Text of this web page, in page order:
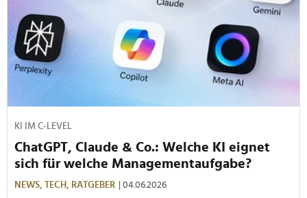
KI IM C-LEVEL
ChatGPT, Claude & Co.: Welche KI eignet
sich für welche Managementaufgabe?
NEWS, TECH, RATGEBER | 04.06.2026